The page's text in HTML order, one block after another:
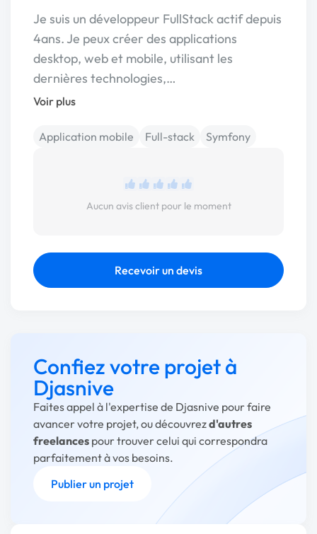
Je suis un développeur FullStack actif depuis
4ans. Je peux créer des applications
desktop, web et mobile, utilisant les
dernières technologies,…
Voir plus
Application mobile Full-stack Symfony
Aucun avis client pour le moment
Recevoir un devis
Confiez votre projet à
Djasnive
Faites appel à l'expertise de Djasnive pour faire
avancer votre projet, ou découvrezd'autres
freelances pour trouver celui qui correspondra
parfaitement à vos besoins.
Publier un projet